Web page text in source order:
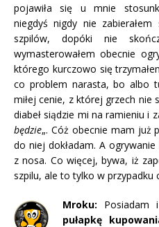
pojawiła się u mnie
niegdyś nigdy nie
szpilów, dopóki nie
wymasterowałem obecnie
którego kurczowo się
co problem narasta, bo albo
miłej cenie, z której grzech nie
diabeł siądzie mi na ramieniu i
będzie„. Cóż obecnie mam już
do niej dokładam. A
z nosa. Co więcej, bywa, iż
szpilu, ale to tylko w przypadku
Mroku: Posiadam
pułapkę